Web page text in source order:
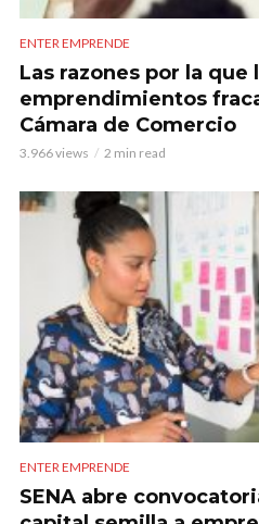
ENTER EMPRENDE
Las razones por la que
emprendimientos
Cámara de Comercio
3.966 views 2 min read
ENTER EMPRENDE
SENA abre